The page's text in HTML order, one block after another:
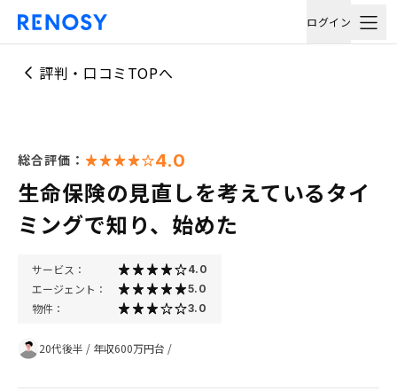
ログイン
評判・口コミTOPへ
総合評価： 4.0
生命保険の見直しを考えているタイ
ミングで知り、始めた
サービス： 4.0
エージェント： 5.0
物件： 3.0
20代後半 / 年収600万円台 /